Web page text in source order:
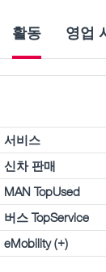
활동 영업
서비스
신차 판매
MAN TopUsed
버스 TopService
eMobility (+)